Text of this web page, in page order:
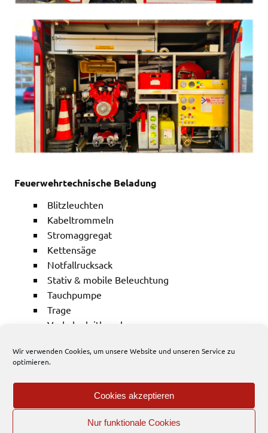
Wir verwenden Cookies, um unsere Website und unseren Service zu
optimieren.
Cookies akzeptieren
Nur funktionale Cookies
Feuerwehrtechnische Beladung
Blitzleuchten
Kabeltrommeln
Stromaggregat
Kettensäge
Notfallrucksack
Stativ & mobile Beleuchtung
Tauchpumpe
Trage
Verkehrsleitkegel
EFD